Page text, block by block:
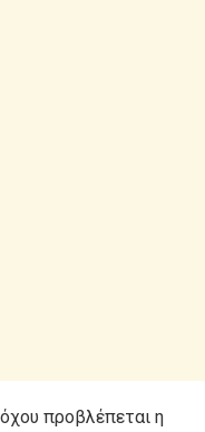
προβλέπεται η